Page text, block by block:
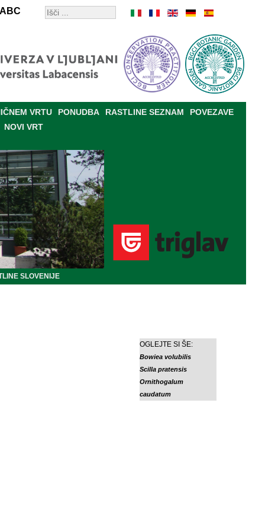
ABC
VRTU PONUDBA RASTLINE SEZNAM
POVEZAVE
NOVI VRT
SLOVENIJE
OGLEJTE SI ŠE:
Bowiea volubilis
Scilla pratensis
Ornithogalum
caudatum